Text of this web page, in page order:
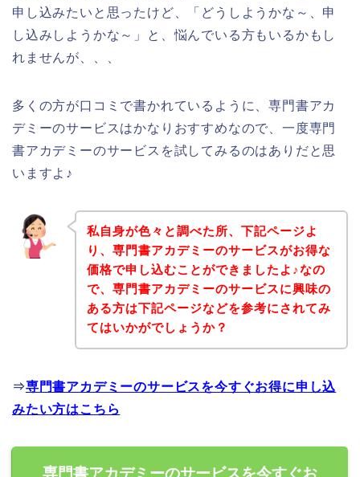
申し込みたいと思ったけど、「どうしようかな～、申
し込みしようかな～」と、悩んでいる方もいるかもし
れませんが、、、
多くの方が口コミで書かれているように、専門書アカ
デミーのサービスはかなりおすすめなので、一度専門
書アカデミーのサービスを試してみるのはありだと思
いますよ♪
私自身が色々と調べた所、下記ページよ
り、専門書アカデミーのサービスがお得な
価格で申し込むことができましたよ♪なの
で、専門書アカデミーのサービスに興味の
ある方は下記ページなどを参考にされてみ
てはいかがでしょうか？
⇒専門書アカデミーのサービスを今すぐお得に申し込
みたい方はこちら
専門書アカデミーのサービスを今すぐお